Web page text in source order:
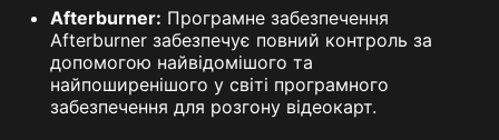
Afterburner: Програмне забезпечення
Afterburner забезпечує повний контроль за
допомогою найвідомішого та
найпоширенішого у світі програмного
забезпечення для розгону відеокарт.